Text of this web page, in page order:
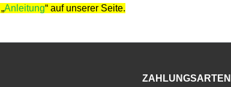
Anleitung“ auf unserer Seite.
ZAHLUNGSARTEN